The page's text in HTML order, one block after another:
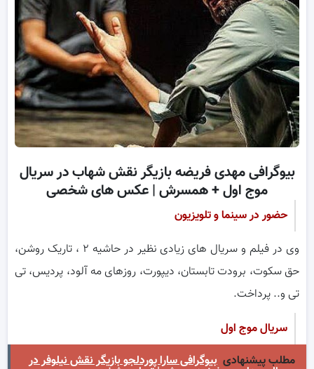
بیوگرافی مهدی فریضه بازیگر نقش شهاب در سریال
موج اول + همسرش | عکس های شخصی
حضور در سینما و تلویزیون
وی در فیلم و سریال های زیادی نظیر در حاشیه ۲ ، تاریک روشن،
حق سکوت، برودت تابستان، دیپورت، روزهای مه آلود، پردیس، تی
تی و.. پرداخت.
سریال موج اول
مطلب پیشنهادی بیوگرافی سارا پوردلجو بازیگر نقش نیلوفر در